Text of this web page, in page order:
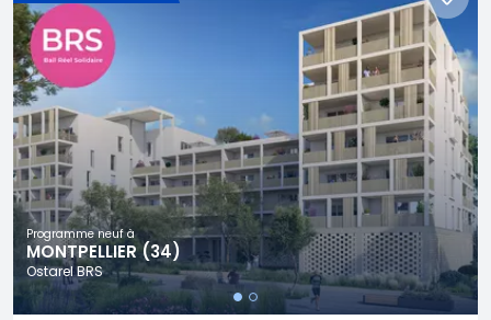
Programme neuf à
MONTPELLIER (34)
Ostarel BRS